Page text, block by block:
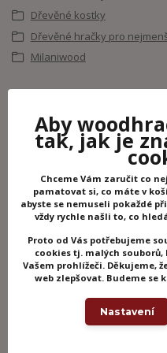
Dřevěné kostky
Dřevěné hračky pro
Milaniwood
Janod Dřevěné
Zigolos
Aby
tak, jak je
Chceme Vám zaručit co
pamatovat si, co máte v
abyste se nemuseli pokaždé
vždy rychle našli to, co
Proto od Vás potřebujeme
cookies tj. malých
Vašem prohlížeči. Děkujeme,
web zlepšovat. Budeme se
Nastavení